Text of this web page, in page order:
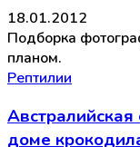
18.01.2012
Подборка
планом.
Рептилии
доме